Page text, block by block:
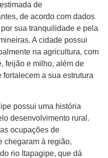
de
de acordo com dados
sua tranquilidade e pela
A cidade possui
na agricultura, com
feijão e milho, além de
a sua estrutura
possui uma história
desenvolvimento rural.
ocupações de
chegaram à região,
rio Itapagipe, que dá